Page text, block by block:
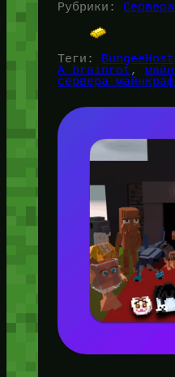
Рубрики:
Теги: BungeeHost
A brainrot,
сервера